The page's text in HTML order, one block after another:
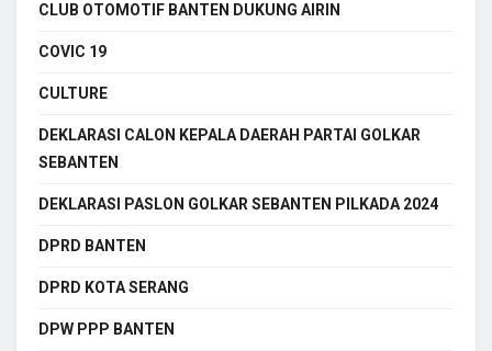
CLUB OTOMOTIF BANTEN DUKUNG AIRIN
COVIC 19
CULTURE
DEKLARASI CALON KEPALA DAERAH PARTAI GOLKAR
SEBANTEN
DEKLARASI PASLON GOLKAR SEBANTEN PILKADA 2024
DPRD BANTEN
DPRD KOTA SERANG
DPW PPP BANTEN